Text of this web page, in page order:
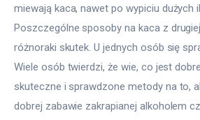
miewają kaca, nawet po wypiciu dużych
Poszczególne sposoby na kaca z
różnoraki skutek. U jednych osób się
Wiele osób twierdzi, że wie, co jest
skuteczne i sprawdzone metody na to,
dobrej zabawie zakrapianej alkoholem